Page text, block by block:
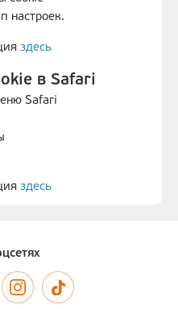
настроек.
здесь
в Safari
Safari
здесь